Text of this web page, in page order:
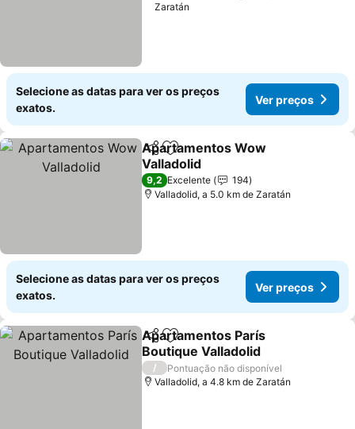
Zaratán
Selecione as datas para ver os preços
exatos.
Ver preços
PartilharAdicionar aos favoritos
Apartamentos Wow
Valladolid
9,2 Excelente
194
Valladolid, a 5.0 km de Zaratán
Selecione as datas para ver os preços
exatos.
Ver preços
PartilharAdicionar aos favoritos
Apartamentos París
Boutique Valladolid
/
Pontuação não disponível
Valladolid, a 4.8 km de Zaratán